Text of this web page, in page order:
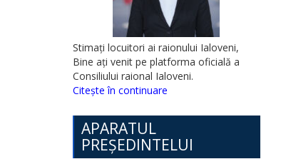
Stimați locuitori ai raionului Ialoveni,
Bine ați venit pe platforma oficială a
Consiliului raional Ialoveni.
Citește în continuare
APARATUL
PREȘEDINTELUI